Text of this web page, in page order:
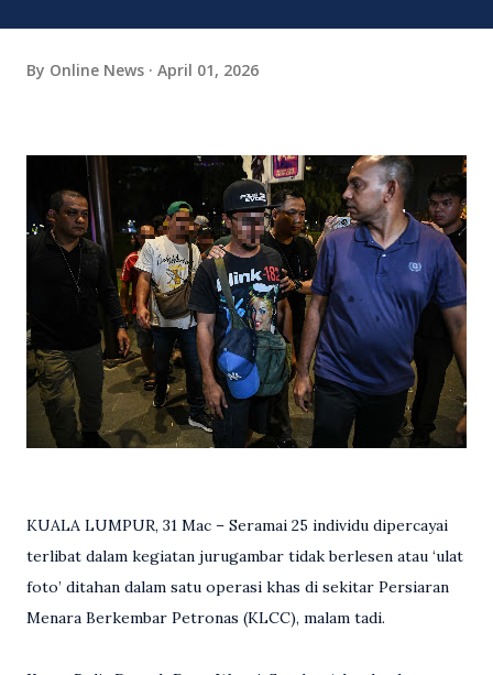
By Online News April 01, 2026
KUALA LUMPUR, 31 Mac – Seramai 25 individu dipercayai
terlibat dalam kegiatan jurugambar tidak berlesen atau ‘ulat
foto’ ditahan dalam satu operasi khas di sekitar Persiaran
Menara Berkembar Petronas (KLCC), malam tadi.